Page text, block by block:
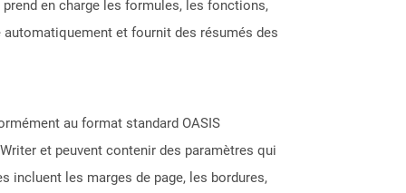
en charge les formules, les fonctions,
et fournit des résumés des
au format standard OASIS
et peuvent contenir des paramètres qui
incluent les marges de page, les bordures,